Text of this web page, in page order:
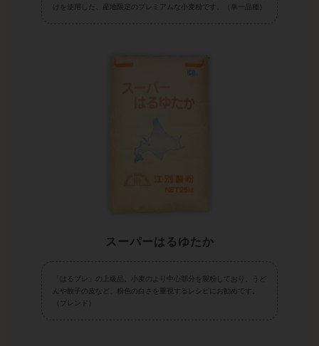
けを使用した、産地限定のプレミアムな小麦粉です。（単一品種）
スーパーはるゆたか
「はるブレ」の上級品。小麦のより中心部分を製粉しており、うど
んや餃子の皮など、粉色の白さを重視するレシピにお勧めです。
（ブレンド）